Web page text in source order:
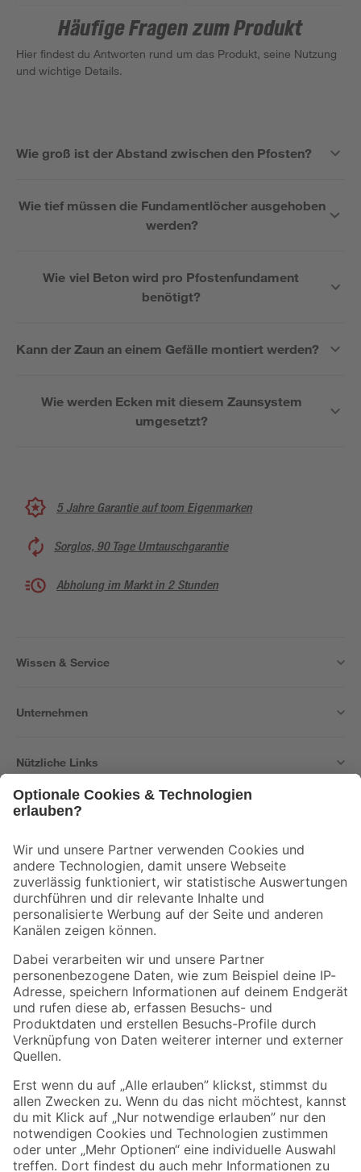
Häufige Fragen zum Produkt
Hier findest du Antworten rund um das Produkt, seine Nutzung
und wichtige Details.
Wie groß ist der Abstand zwischen den Pfosten?
Wie tief müssen die Fundamentlöcher ausgehoben
werden?
Wie viel Beton wird pro Pfostenfundament
benötigt?
Kann der Zaun an einem Gefälle montiert werden?
Wie werden Ecken mit diesem Zaunsystem
umgesetzt?
5 Jahre Garantie auf toom Eigenmarken
Sorglos, 90 Tage Umtauschgarantie
Abholung im Markt in 2 Stunden
Wissen & Service
Unternehmen
Nützliche Links
Der toom Newsletter: Keine Angebote und Aktionen mehr verpassen!
Zur Newsletter Anmeldung
Folge uns
Zahlungsarten Versandarten
Sicher einkaufen
Jetzt die toom-App herunterladen